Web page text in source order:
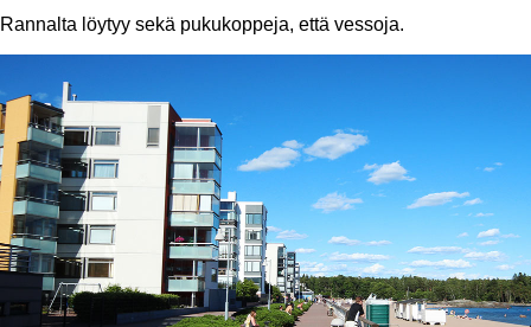
Rannalta löytyy sekä pukukoppeja, että vessoja.